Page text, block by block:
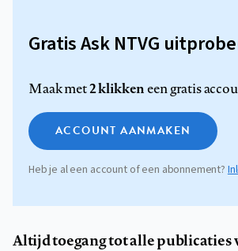
Gratis Ask NTVG
Maak met2 klikkeneen gratis
ACCOUNT AANMAKEN
Heb je al een account of een abonnement?
Altijd toegang tot alle publicaties